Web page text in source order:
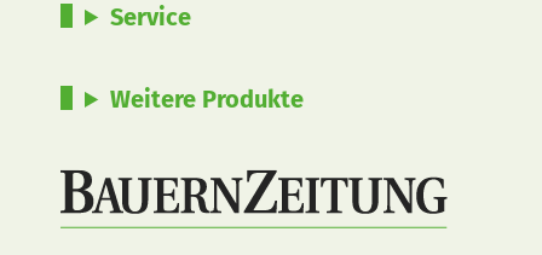
Service
Weitere Produkte